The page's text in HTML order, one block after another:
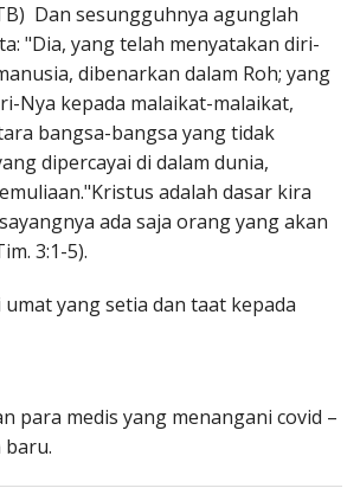
Dan sesungguhnya agunglah
"Dia, yang telah menyatakan diri-
dibenarkan dalam Roh; yang
Nya kepada malaikat-malaikat,
bangsa-bangsa yang tidak
dipercayai di dalam dunia,
adalah dasar kira
ada saja orang yang akan
3:1-5).
yang setia dan taat kepada
para medis yang menangani covid –
baru.